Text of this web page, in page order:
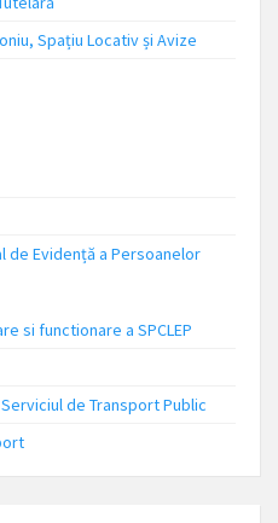
Spațiu Locativ și Avize
de Evidență a Persoanelor
si functionare a SPCLEP
de Transport Public